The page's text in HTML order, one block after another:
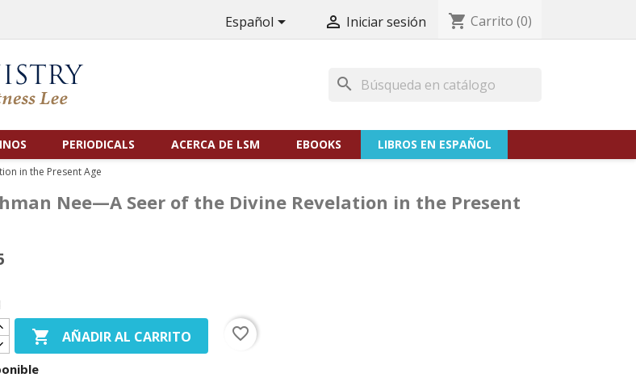
Español  Iniciar sesión shopping_cart Carrito (0)
search
PERIODICALS ACERCA DE LSM EBOOKS LIBROS EN ESPAÑOL
in the Present Age
Nee—A Seer of the Divine Revelation in the Present
 AÑADIR AL CARRITO
favorite_border